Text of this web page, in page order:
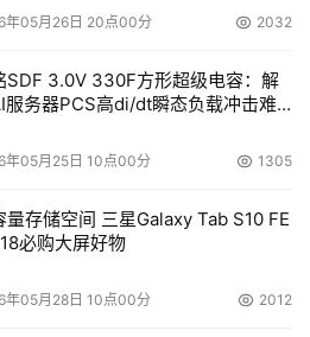
年05月26日 20点00分 2032
SDF 3.0V 330F方形超级电容：解
服务器PCS高di/dt瞬态负载冲击难
年05月25日 10点00分 1305
量存储空间 三星Galaxy Tab S10 FE
必购大屏好物
年05月28日 10点00分 2012